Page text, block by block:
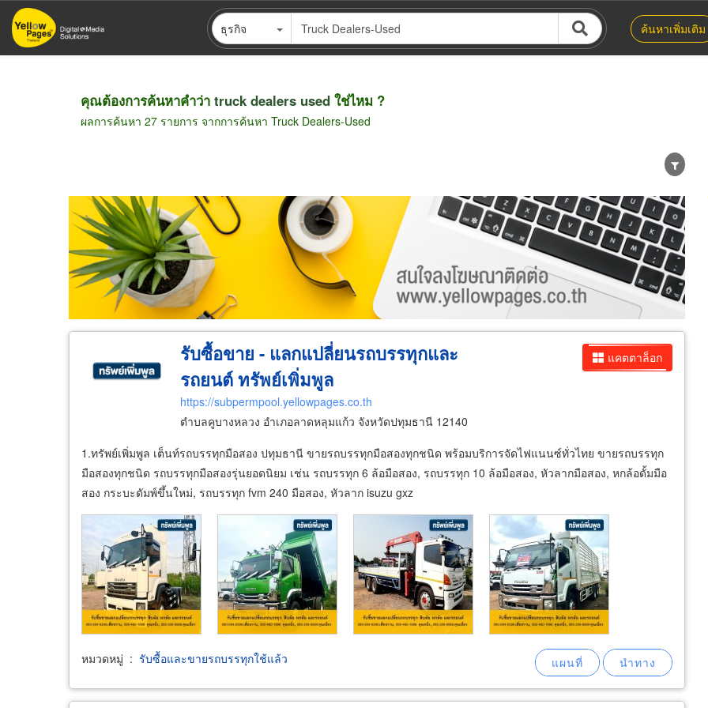
ข้าม
ไป
ธุรกิจ ค้นหาเพิ่มเติม
คุณต้องการค้นหาคำว่า truck dealers used ใช่ไหม ?
ผลการค้นหา 27 รายการ จากการค้นหา Truck Dealers-Used
ขายส่ง ขายปลีก ผู้ผลิต ตัวแทนจัดจำหน่าย ผู้ส่งออก/นำเข้า ธุรกิจบริการ
แคตตาล็อก
รับซื้อขาย - แลกแปลี่ยนรถบรรทุกและ
รถยนต์ ทรัพย์เพิ่มพูล
https://subpermpool.yellowpages.co.th
ตำบลคูบางหลวง อำเภอลาดหลุมแก้ว จังหวัดปทุมธานี 12140
1.ทรัพย์เพิ่มพูล เต็นท์รถบรรทุกมือสอง ปทุมธานี ขายรถบรรทุกมือสองทุกชนิด พร้อมบริการจัดไฟแนนซ์ทั่วไทย ขายรถบรรทุก
มือสองทุกชนิด รถบรรทุกมือสองรุ่นยอดนิยม เช่น รถบรรทุก 6 ล้อมือสอง, รถบรรทุก 10 ล้อมือสอง, หัวลากมือสอง, หกล้อดั้มมือ
สอง กระบะดัมพ์ขึ้นใหม่, รถบรรทุก fvm 240 มือสอง, หัวลาก isuzu gxz
หมวดหมู่ : รับซื้อและขายรถบรรทุกใช้แล้ว